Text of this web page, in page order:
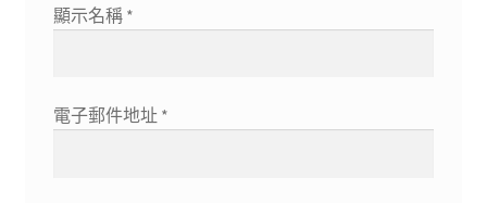
顯示名稱 *
電子郵件地址 *